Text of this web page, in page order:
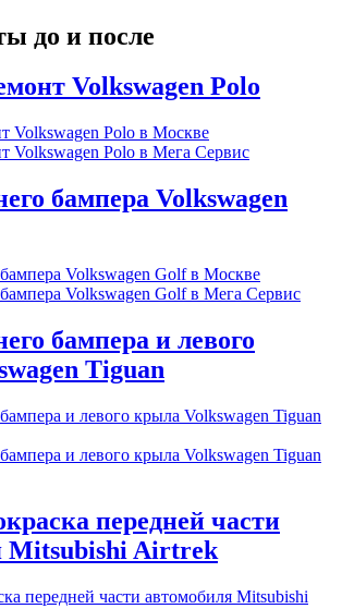
до и после
Volkswagen Polo
бампера Volkswagen
бампера и левого
Tiguan
передней части
Mitsubishi Airtrek